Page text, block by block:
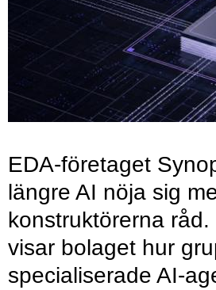
EDA-företaget
längre AI nöja sig
konstruktörerna
visar bolaget hur
specialiserade AI-